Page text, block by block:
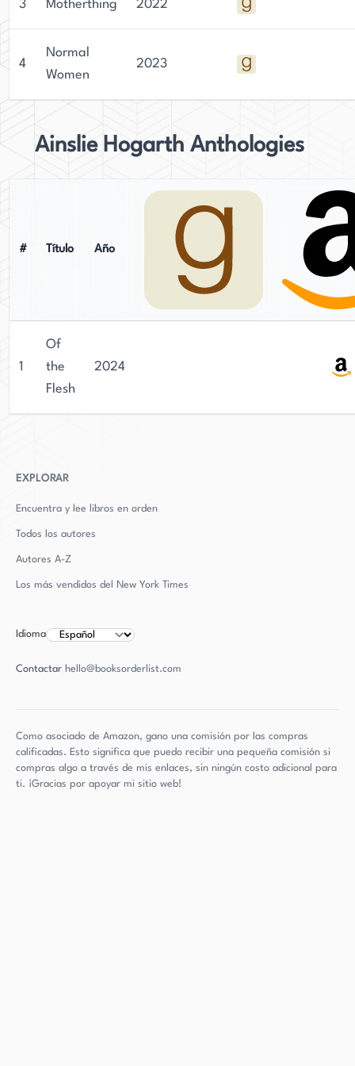
3 Motherthing 2022
4
Normal
Women
2023
Ainslie Hogarth Anthologies
# Título Año
1
Of
the
Flesh
2024
EXPLORAR
Encuentra y lee libros en orden
Todos los autores
Autores A-Z
Los más vendidos del New York Times
Idioma
Contactar hello@booksorderlist.com
Como asociado de Amazon, gano una comisión por las compras
calificadas. Esto significa que puedo recibir una pequeña comisión si
compras algo a través de mis enlaces, sin ningún costo adicional para
ti. ¡Gracias por apoyar mi sitio web!